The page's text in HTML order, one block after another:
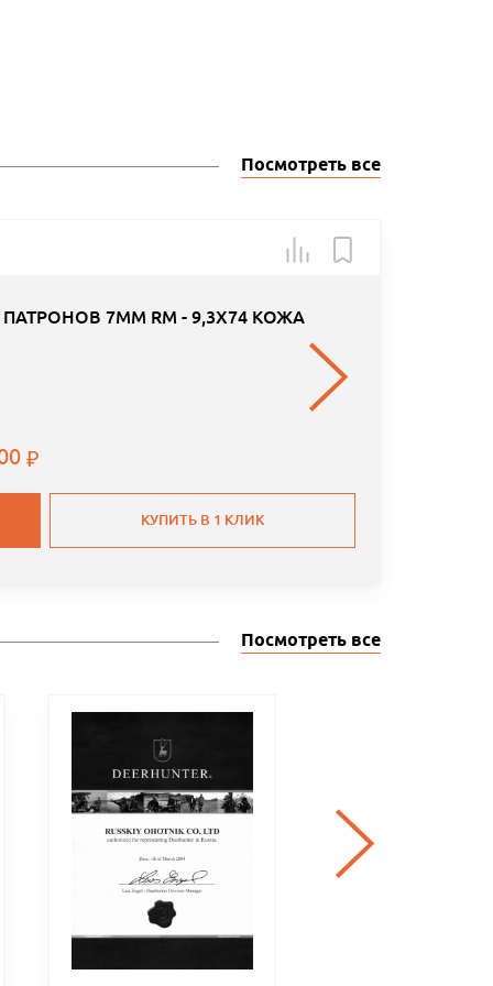
Посмотреть все
7MM RM - 9,3X74 КОЖА
КУПИТЬ В 1 КЛИК
Посмотреть все